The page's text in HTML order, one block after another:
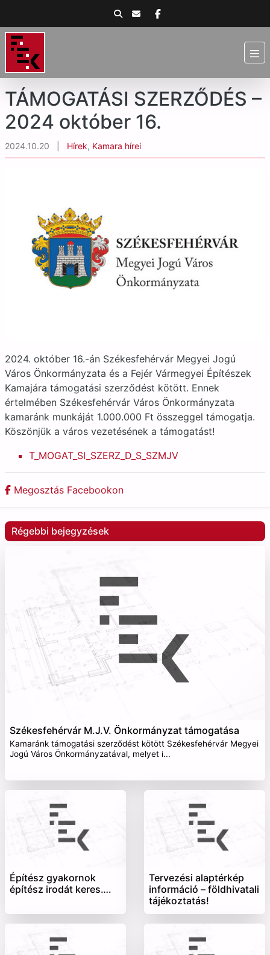
TÁMOGATÁSI SZERZŐDÉS –
2024 október 16.
2024.10.20 Hírek, Kamara hírei
2024. október 16.-án Székesfehérvár Megyei Jogú
Város Önkormányzata és a Fejér Vármegyei Építészek
Kamajára támogatási szerződést kötött. Ennek
értelmében Székesfehérvár Város Önkormányzata
kamaránk munkáját 1.000.000 Ft összeggel támogatja.
Köszönjük a város vezetésének a támogatást!
T_MOGAT_SI_SZERZ_D_S_SZMJV
Megosztás Facebookon
Régebbi bejegyzések
Székesfehérvár M.J.V. Önkormányzat támogatása
Kamaránk támogatási szerződést kötött Székesfehérvár Megyei
Jogú Város Önkormányzatával, melyet i...
Építész gyakornok
építész irodát keres….
Tervezési alaptérkép
információ – földhivatali
tájékoztatás!